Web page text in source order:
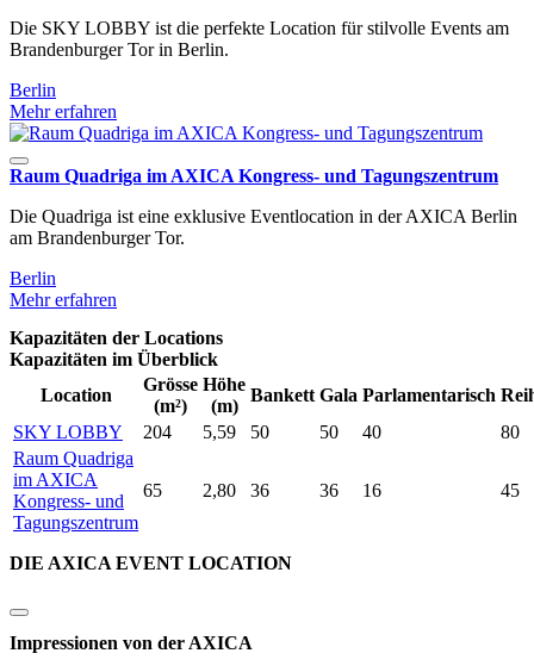
Die SKY LOBBY ist die perfekte Location für stilvolle Events am
Brandenburger Tor in Berlin.
Berlin
Mehr erfahren
Raum Quadriga im AXICA Kongress- und Tagungszentrum
Die Quadriga ist eine exklusive Eventlocation in der AXICA Berlin
am Brandenburger Tor.
Berlin
Mehr erfahren
Kapazitäten der Locations
Kapazitäten im Überblick
Location
Grösse
(m²)
Höhe
(m)
Bankett Gala Parlamentarisch
SKY LOBBY
204 5,59 50 50 40
80
Raum Quadriga
im AXICA
Kongress- und
Tagungszentrum
65 2,80 36 36 16 45
DIE AXICA EVENT LOCATION
Impressionen von der AXICA